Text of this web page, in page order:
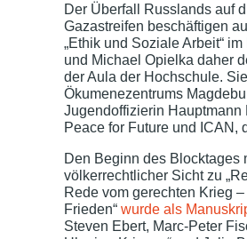
Der Überfall Russlands auf
Gazastreifen beschäftigen
„Ethik und Soziale Arbeit“
und Michael Opielka daher
der Aula der Hochschule.
Ökumenezentrums
Jugendoffizierin Hauptmann
Peace for Future und ICAN,
Den Beginn des Blocktages
völkerrechtlicher Sicht zu
Rede vom gerechten Krieg
Frieden“ wurde als
Steven Ebert, Marc-Peter